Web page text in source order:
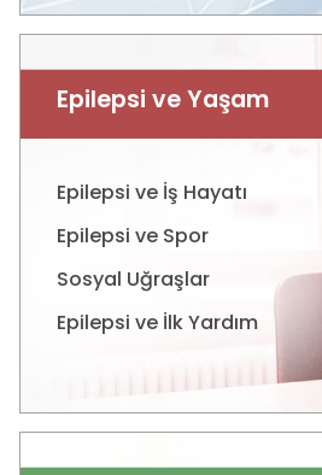
Epilepsi ve Yaşam
Epilepsi ve İş Hayatı
Epilepsi ve Spor
Sosyal Uğraşlar
Epilepsi ve İlk Yardım